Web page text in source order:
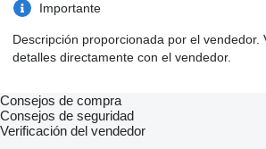
Importante
Descripción proporcionada por el vendedor.
detalles directamente con el vendedor.
Consejos de compra
Consejos de seguridad
Verificación del vendedor